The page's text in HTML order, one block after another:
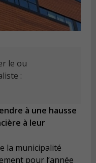
le ou
:
à une hausse
à leur
la municipalité
pour l’année